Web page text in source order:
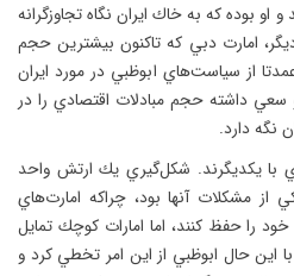
بوده كه به خاك ايران نگاه تجاوزگرانه
امارت دبي كه تاكنون بيشترين حجم
از سياست‌هاي ابوظبي در مورد ايران
داشته حجم مبادلات اقتصادي را در
نگه دارد.
با يكديگرند. شكل‌گيري يك ارتش واحد
از مشكلات آنها بود، چراكه امارت‌هاي
را حفظ كنند، اما امارات كوچك تمايل
اين حال ابوظبي از اين امر تخطي كرد و